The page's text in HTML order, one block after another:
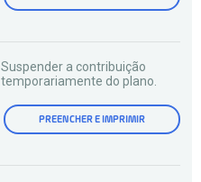
Suspender a contribuição
temporariamente do plano.
PREENCHER E IMPRIMIR